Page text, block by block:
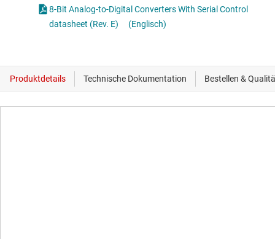
8-Bit Analog-to-Digital Converters With Serial Control
datasheet (Rev. E)
(Englisch)